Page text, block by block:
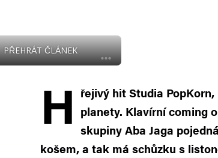
PŘEHRÁT ČLÁNEK
H řejivý hit Studia
planety. Klavírní coming
skupiny Aba Jaga
košem, a tak má schůzku s